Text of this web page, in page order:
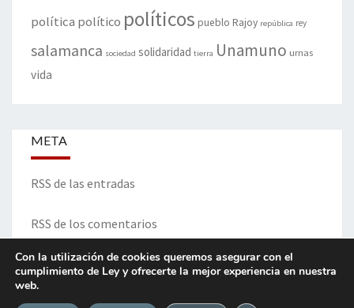
política político políticos pueblo Rajoy república rey
salamanca sociedad solidaridad tierra Unamuno urnas
vida
META
RSS de las entradas
RSS de los comentarios
ITINERARIO DE VIDA Y OPINIONES - Francisco Blanco Prieto
Con la utilización de cookies queremos asegurar con el
cumplimiento de Ley y ofrecerte la mejor experiencia en nuestra
web.